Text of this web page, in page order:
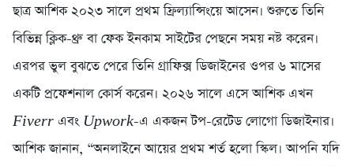
ছাত্র আশিক ২০২৩ সালে প্রথম ফ্রিল্যান্সিংয়ে আসেন। শুরুতে তিনি
বিভিন্ন ক্লিক-থ্রু বা ফেক ইনকাম সাইটের পেছনে সময় নষ্ট করেন।
এরপর ভুল বুঝতে পেরে তিনি গ্রাফিক্স ডিজাইনের ওপর ৬ মাসের
একটি প্রফেশনাল কোর্স করেন। ২০২৬ সালে এসে আশিক এখন
Fiverr এবং Upwork-এ একজন টপ-রেটেড লোগো ডিজাইনার।
আশিক জানান, “অনলাইনে আয়ের প্রথম শর্ত হলো স্কিল। আপনি যদি